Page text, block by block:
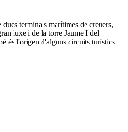
terminals marítimes de creuers,
luxe i de la torre Jaume I del
és l'origen d'alguns circuits turístics